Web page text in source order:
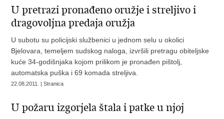
U pretrazi pronađeno oružje i streljivo i
dragovoljna predaja oružja
U subotu su policijski službenici u jednom selu u okolici
Bjelovara, temeljem sudskog naloga, izvršili pretragu obiteljske
kuće 34-godišnjaka kojom prilikom je pronađen pištolj,
automatska puška i 69 komada streljiva.
22.08.2011. | Stranica
U požaru izgorjela štala i patke u njoj